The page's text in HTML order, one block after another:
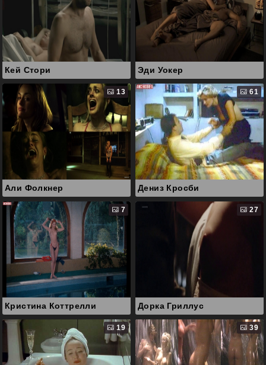
Кей Стори Эди Уокер
13
Али Фолкнер
61
Дениз Кросби
7
Кристина Коттрелли
27
Дорка Гриллус
19 39